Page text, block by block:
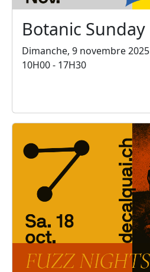
Botanic Sunday
Dimanche, 9 novembre 2025
10H00 - 17H30